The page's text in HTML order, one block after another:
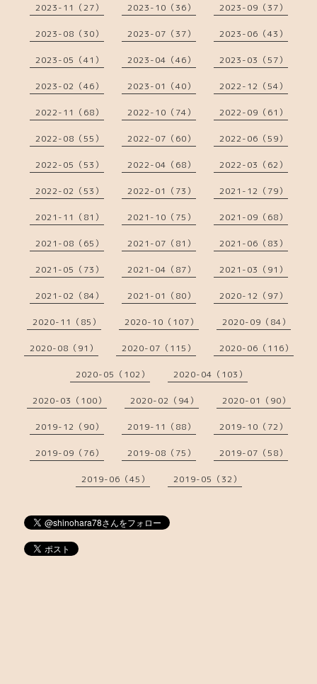
2023-11（27） 2023-10（36） 2023-09（37）
2023-08（30） 2023-07（37） 2023-06（43）
2023-05（41） 2023-04（46） 2023-03（57）
2023-02（46） 2023-01（40） 2022-12（54）
2022-11（68） 2022-10（74） 2022-09（61）
2022-08（55） 2022-07（60） 2022-06（59）
2022-05（53） 2022-04（68） 2022-03（62）
2022-02（53） 2022-01（73） 2021-12（79）
2021-11（81） 2021-10（75） 2021-09（68）
2021-08（65） 2021-07（81） 2021-06（83）
2021-05（73） 2021-04（87） 2021-03（91）
2021-02（84） 2021-01（80） 2020-12（97）
2020-11（85） 2020-10（107） 2020-09（84）
2020-08（91） 2020-07（115） 2020-06（116）
2020-05（102） 2020-04（103）
2020-03（100） 2020-02（94） 2020-01（90）
2019-12（90） 2019-11（88） 2019-10（72）
2019-09（76） 2019-08（75） 2019-07（58）
2019-06（45） 2019-05（32）